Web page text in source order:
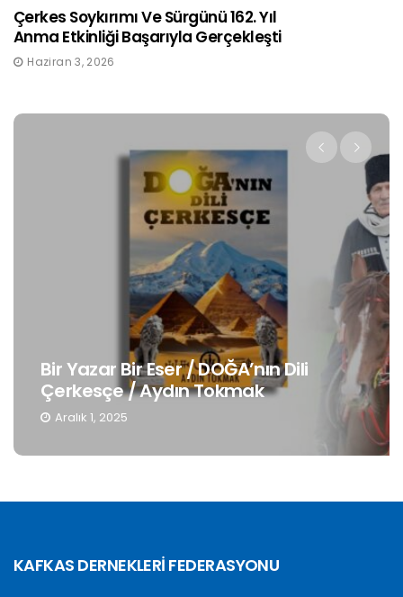
Çerkes Soykırımı Ve Sürgünü 162. Yıl
Anma Etkinliği Başarıyla Gerçekleşti
Haziran 3, 2026
Bir Yazar Bir Eser / DOĞA’nın Dili
Çerkesçe / Aydın Tokmak
Aralık 1, 2025
KAFKAS DERNEKLERİ FEDERASYONU